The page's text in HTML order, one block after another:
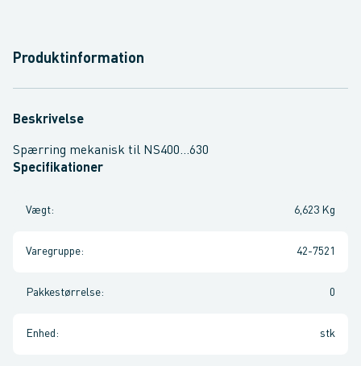
Produktinformation
Beskrivelse
Spærring mekanisk til NS400...630
Specifikationer
Vægt: 6,623 Kg
Varegruppe: 42-7521
Pakkestørrelse: 0
Enhed : stk